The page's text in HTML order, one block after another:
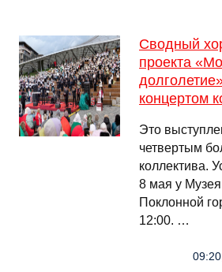
Сводный
проекта
концертом
Это
четвертым
коллектива.
8 мая у
Поклонной
12:00. …